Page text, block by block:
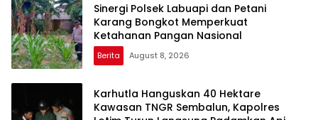
Sinergi Polsek Labuapi dan Petani
Karang Bongkot Memperkuat
Ketahanan Pangan Nasional
Berita August 8, 2026
Karhutla Hanguskan 40 Hektare
Kawasan TNGR Sembalun, Kapolres